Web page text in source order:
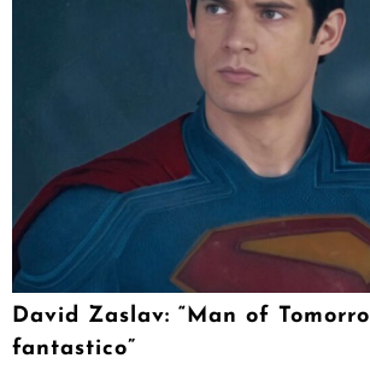
David Zaslav: “Man of
fantastico”